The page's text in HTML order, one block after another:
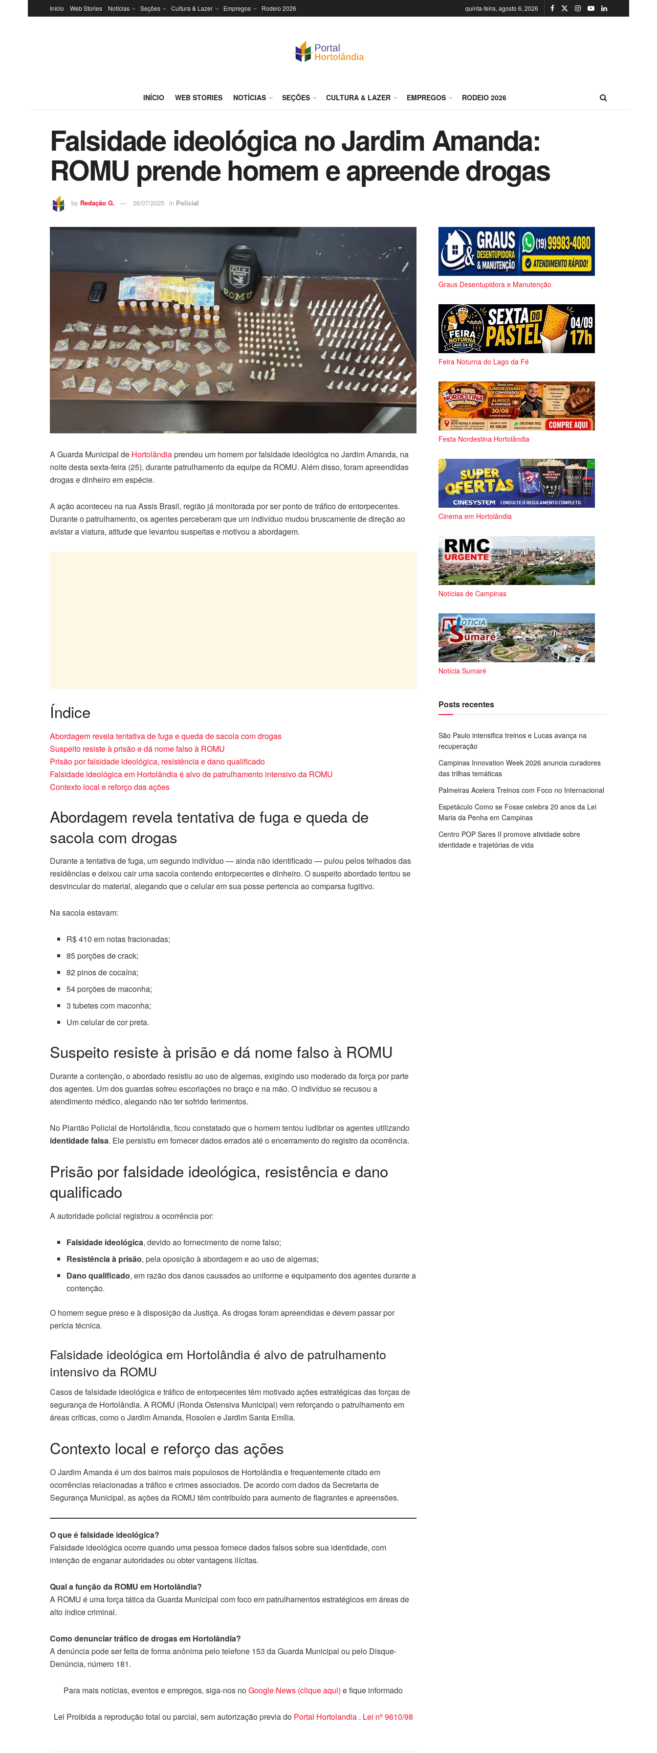
Início Web Stories Notícias Seções Cultura & Lazer Empregos Rodeio 2026 quinta-feira, agosto 6, 2026
INÍCIO WEB STORIES NOTÍCIAS SEÇÕES CULTURA & LAZER EMPREGOS RODEIO 2026
Falsidade ideológica no Jardim Amanda:
ROMU prende homem e apreende drogas
by Redação G. 26/07/2025 in Policial
A Guarda Municipal de Hortolândiaprendeu um homem por falsidade ideológica no Jardim Amanda, na
noite desta sexta-feira (25), durante patrulhamento da equipe da ROMU. Além disso, foram apreendidas
drogas e dinheiro em espécie.
A ação aconteceu na rua Assis Brasil, região já monitorada por ser ponto de tráfico de entorpecentes.
Durante o patrulhamento, os agentes perceberam que um indivíduo mudou bruscamente de direção ao
avistar a viatura, atitude que levantou suspeitas e motivou a abordagem.
Índice
Abordagem revela tentativa de fuga e queda de sacola com drogas
Suspeito resiste à prisão e dá nome falso à ROMU
Prisão por falsidade ideológica, resistência e dano qualificado
Falsidade ideológica em Hortolândia é alvo de patrulhamento intensivo da ROMU
Contexto local e reforço das ações
Abordagem revela tentativa de fuga e queda de
sacola com drogas
Durante a tentativa de fuga, um segundo indivíduo — ainda não identificado — pulou pelos telhados das
residências e deixou cair uma sacola contendo entorpecentes e dinheiro. O suspeito abordado tentou se
desvincular do material, alegando que o celular em sua posse pertencia ao comparsa fugitivo.
Na sacola estavam:
R$ 410 em notas fracionadas;
85 porções de crack;
82 pinos de cocaína;
54 porções de maconha;
3 tubetes com maconha;
Um celular de cor preta.
Suspeito resiste à prisão e dá nome falso à ROMU
Durante a contenção, o abordado resistiu ao uso de algemas, exigindo uso moderado da força por parte
dos agentes. Um dos guardas sofreu escoriações no braço e na mão. O indivíduo se recusou a
atendimento médico, alegando não ter sofrido ferimentos.
No Plantão Policial de Hortolândia, ficou constatado que o homem tentou ludibriar os agentes utilizando
identidade falsa. Ele persistiu em fornecer dados errados até o encerramento do registro da ocorrência.
Prisão por falsidade ideológica, resistência e dano
qualificado
A autoridade policial registrou a ocorrência por:
Falsidade ideológica, devido ao fornecimento de nome falso;
Resistência à prisão, pela oposição à abordagem e ao uso de algemas;
Dano qualificado, em razão dos danos causados ao uniforme e equipamento dos agentes durante a
contenção.
O homem segue preso e à disposição da Justiça. As drogas foram apreendidas e devem passar por
perícia técnica.
Falsidade ideológica em Hortolândia é alvo de patrulhamento
intensivo da ROMU
Casos de falsidade ideológica e tráfico de entorpecentes têm motivado ações estratégicas das forças de
segurança de Hortolândia. A ROMU (Ronda Ostensiva Municipal) vem reforçando o patrulhamento em
áreas críticas, como o Jardim Amanda, Rosolen e Jardim Santa Emília.
Contexto local e reforço das ações
O Jardim Amanda é um dos bairros mais populosos de Hortolândia e frequentemente citado em
ocorrências relacionadas a tráfico e crimes associados. De acordo com dados da Secretaria de
Segurança Municipal, as ações da ROMU têm contribuído para aumento de flagrantes e apreensões.
O que é falsidade ideológica?
Falsidade ideológica ocorre quando uma pessoa fornece dados falsos sobre sua identidade, com
intenção de enganar autoridades ou obter vantagens ilícitas.
Qual a função da ROMU em Hortolândia?
A ROMU é uma força tática da Guarda Municipal com foco em patrulhamentos estratégicos em áreas de
alto índice criminal.
Como denunciar tráfico de drogas em Hortolândia?
A denúncia pode ser feita de forma anônima pelo telefone 153 da Guarda Municipal ou pelo Disque-
Denúncia, número 181.
Para mais notícias, eventos e empregos, siga-nos noGoogle News (clique aqui) e fique informado
Lei Proibida a reprodução total ou parcial, sem autorização previa do Portal Hortolandia . Lei nº 9610/98
Graus Desentupidora e Manutenção
Feira Noturna do Lago da Fé
Festa Nordestina Hortolândia
Cinema em Hortolândia
Notícias de Campinas
Notícia Sumaré
Posts recentes
São Paulo intensifica treinos e Lucas avança na
recuperação
Campinas Innovation Week 2026 anuncia curadores
das trilhas temáticas
Palmeiras Acelera Treinos com Foco no Internacional
Espetáculo Como se Fosse celebra 20 anos da Lei
Maria da Penha em Campinas
Centro POP Sares II promove atividade sobre
identidade e trajetórias de vida